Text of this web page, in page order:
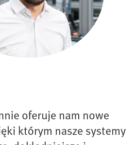
oferuje nam nowe
którym nasze systemy